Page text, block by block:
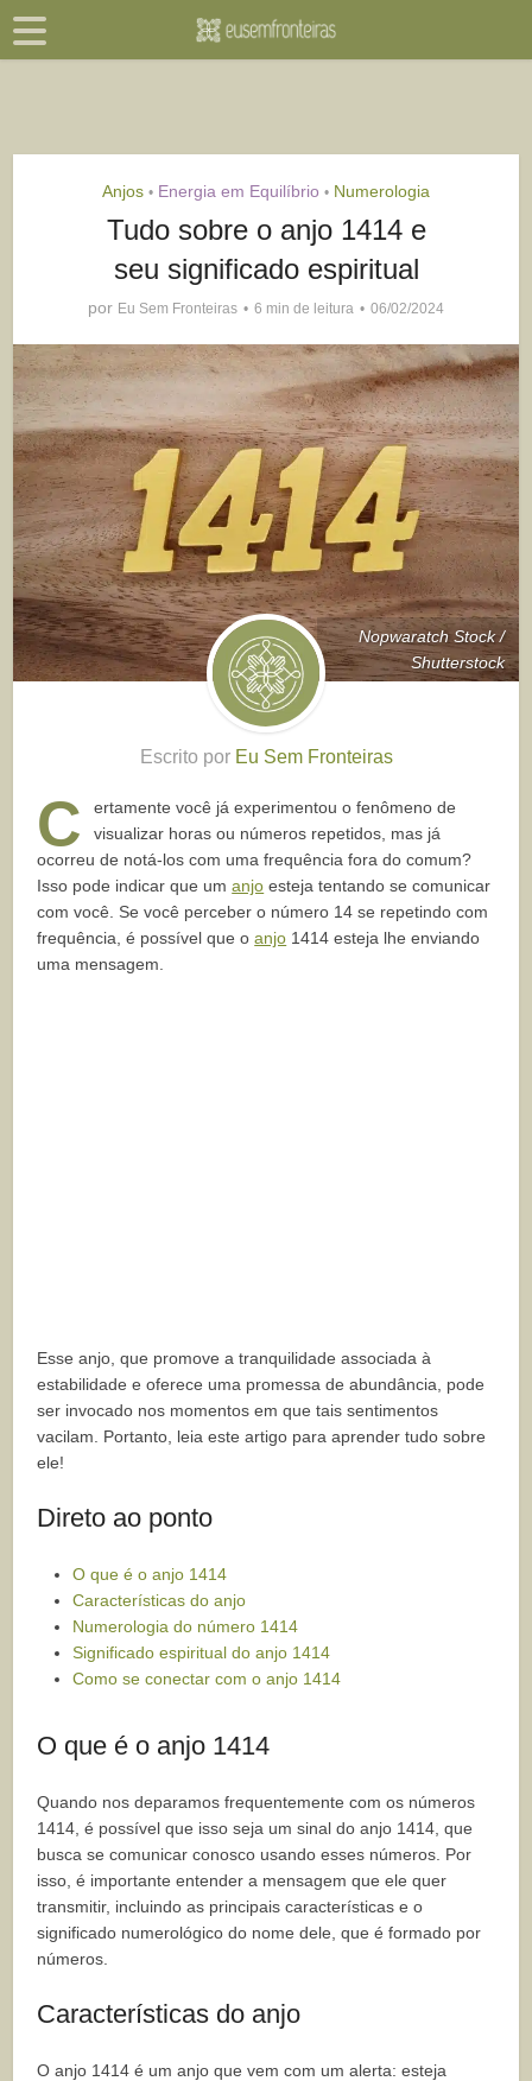
Anjos • Energia em Equilíbrio • Numerologia
Tudo sobre o anjo 1414 e
seu significado espiritual
por Eu Sem Fronteiras 6 min de leitura 06/02/2024
Nopwaratch Stock /
Shutterstock
Escrito por Eu Sem Fronteiras
C
ertamente você já experimentou o fenômeno de
visualizar horas ou números repetidos, mas já
ocorreu de notá-los com uma frequência fora do comum?
Isso pode indicar que umanjo esteja tentando se comunicar
com você. Se você perceber o número 14 se repetindo com
frequência, é possível que oanjo 1414 esteja lhe enviando
uma mensagem.
Esse anjo, que promove a tranquilidade associada à
estabilidade e oferece uma promessa de abundância, pode
ser invocado nos momentos em que tais sentimentos
vacilam. Portanto, leia este artigo para aprender tudo sobre
ele!
Direto ao ponto
O que é o anjo 1414
Características do anjo
Numerologia do número 1414
Significado espiritual do anjo 1414
Como se conectar com o anjo 1414
O que é o anjo 1414
Quando nos deparamos frequentemente com os números
1414, é possível que isso seja um sinal do anjo 1414, que
busca se comunicar conosco usando esses números. Por
isso, é importante entender a mensagem que ele quer
transmitir, incluindo as principais características e o
significado numerológico do nome dele, que é formado por
números.
Características do anjo
O anjo 1414 é um anjo que vem com um alerta: esteja